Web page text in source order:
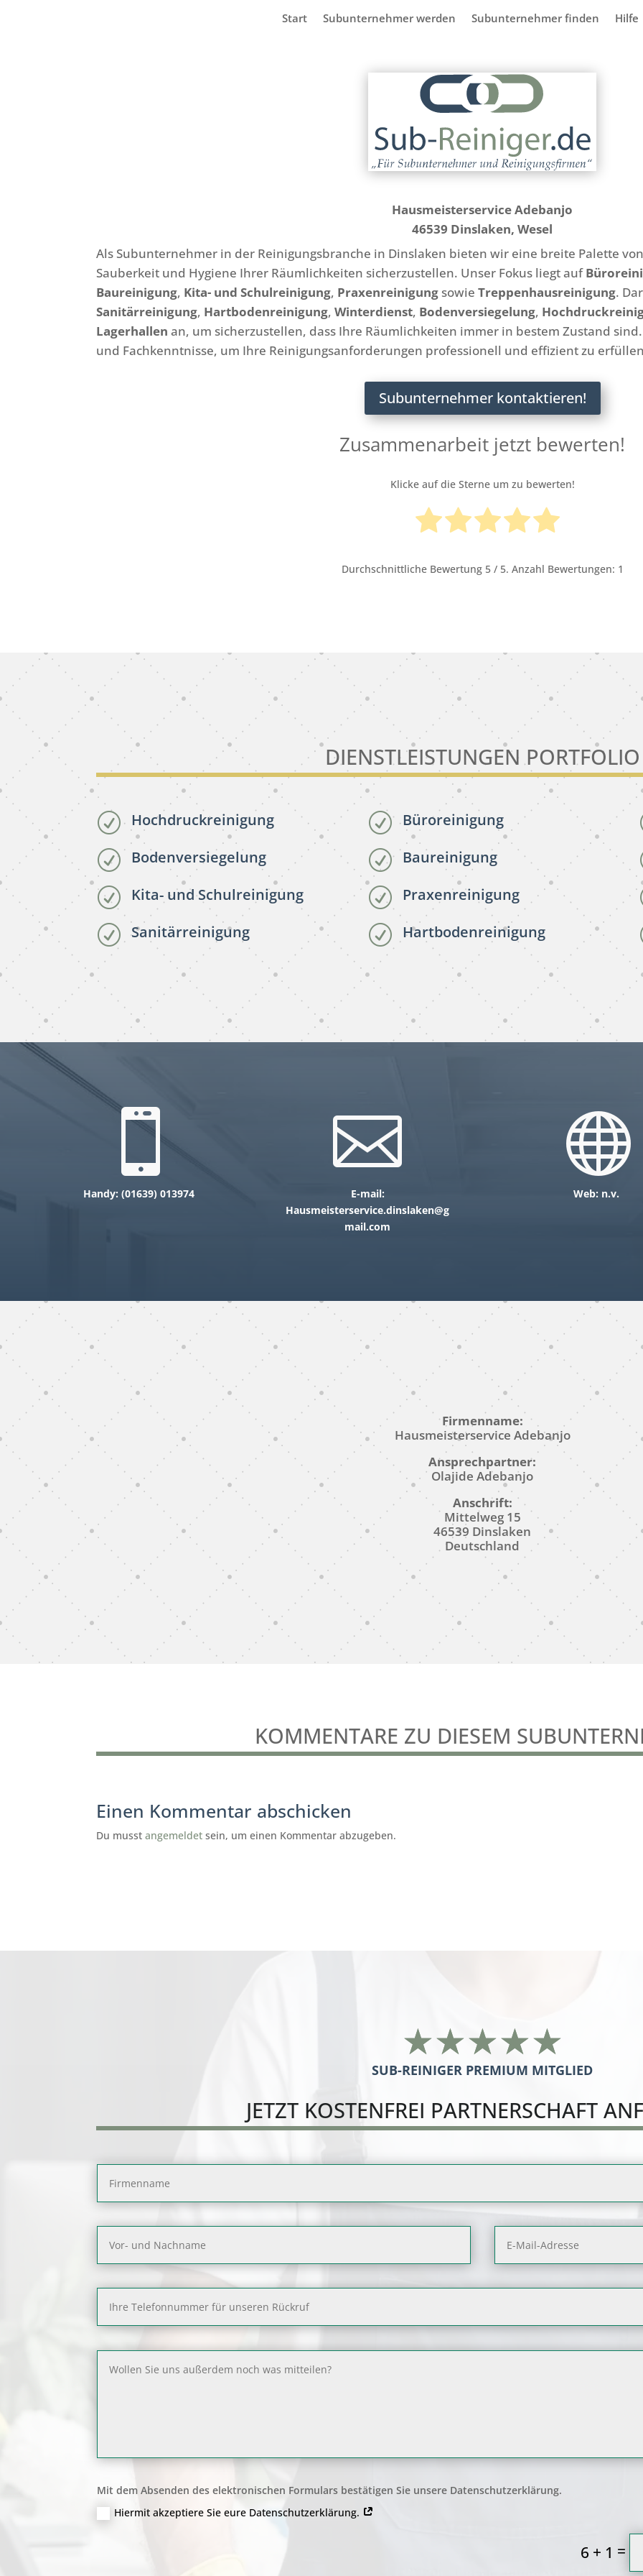
Start Subunternehmer werden Subunternehmer finden Hilfe
Hausmeisterservice Adebanjo
46539 Dinslaken, Wesel
Als Subunternehmer in der Reinigungsbranche in Dinslaken bieten wir eine breite Palette
Sauberkeit und Hygiene Ihrer Räumlichkeiten sicherzustellen. Unser Fokus liegt auf
Baureinigung, Kita- und Schulreinigung, PraxenreinigungsowieTreppenhausreinigung.
Sanitärreinigung, Hartbodenreinigung,Winterdienst, Bodenversiegelung,
Lagerhallen an, um sicherzustellen, dass Ihre Räumlichkeiten immer in bestem Zustand
und Fachkenntnisse, um Ihre Reinigungsanforderungen professionell und effizient zu
Subunternehmer kontaktieren!
Zusammenarbeit jetzt bewerten!
Klicke auf die Sterne um zu bewerten!
Durchschnittliche Bewertung 5/ 5. Anzahl Bewertungen: 1
DIENSTLEISTUNGEN PORTFOLIO
R Hochdruckreinigung R Büroreinigung
R Bodenversiegelung R Baureinigung
R Kita- und Schulreinigung R Praxenreinigung
R Sanitärreinigung R Hartbodenreinigung
subunternehmer
reinigung Dinslaken
subunternehmer
gebäudereinigung Dinslaken

Handy: (01639) 013974

E-mail:
Hausmeisterservice.dinslaken@g
mail.com

Web: n.v.
Firmenname:
Hausmeisterservice Adebanjo
Ansprechpartner:
Olajide Adebanjo
Anschrift:
Mittelweg 15
46539 Dinslaken
Deutschland
KOMMENTARE ZU DIESEM
Einen Kommentar abschicken
Du musstangemeldet sein, um einen Kommentar abzugeben.
☆☆☆☆☆
SUB-REINIGER PREMIUM MITGLIED
JETZT KOSTENFREI PARTNERSCHAFT
Mit dem Absenden des elektronischen Formulars bestätigen Sie unsere Datenschutzerklärung.
Hiermit akzeptiere Sie eure Datenschutzerklärung.
6 + 1 =